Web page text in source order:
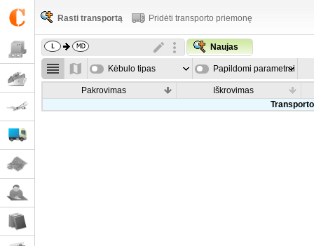
Rasti transportą Pridėti transporto priemonę
Naujas
Kėbulo tipas Papildomi parametrai
Pakrovimas
Iškrovimas